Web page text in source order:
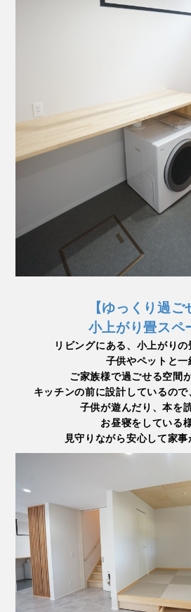
【ゆっくり過ご
小上がり畳スペ
リビングにある、小上がり
子供やペットと一
ご家族様で過ごせる空間
キッチンの前に設計しているの
子供が遊んだり、本を
お昼寝をしている
見守りながら安心して家事